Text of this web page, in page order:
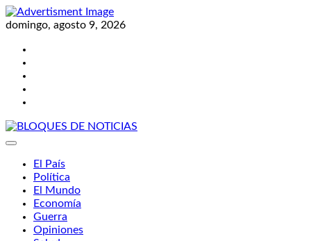
Skip
to
domingo, agosto 9, 2026
El País
Política
El Mundo
Economía
Guerra
Opiniones